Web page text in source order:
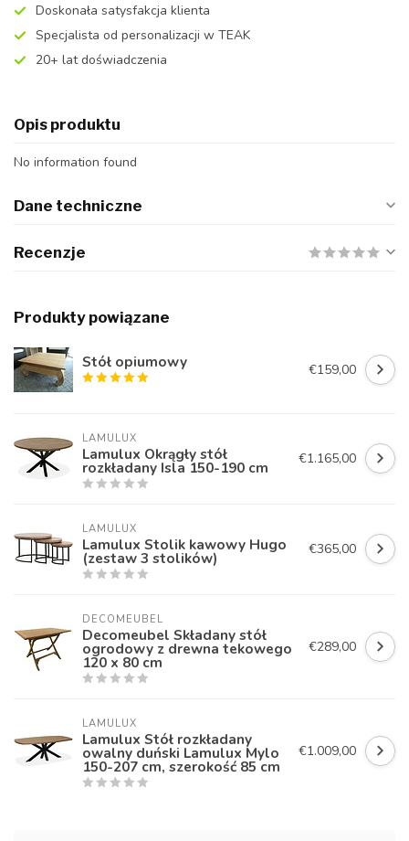
Doskonała satysfakcja klienta
Specjalista od personalizacji w TEAK
20+ lat doświadczenia
Opis produktu
No information found
Dane techniczne
Recenzje
Produkty powiązane
Stół opiumowy €159,00
LAMULUX
Lamulux Okrągły stół
rozkładany Isla 150-190 cm €1.165,00
LAMULUX
Lamulux Stolik kawowy Hugo
(zestaw 3 stolików) €365,00
DECOMEUBEL
Decomeubel Składany stół
ogrodowy z drewna tekowego
120 x 80 cm
€289,00
LAMULUX
Lamulux Stół rozkładany
owalny duński Lamulux Mylo
150-207 cm, szerokość 85 cm
€1.009,00